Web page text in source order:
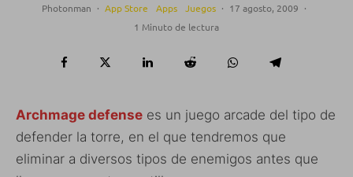
Photonman · App Store Apps Juegos · 17 agosto, 2009 ·
1 Minuto de lectura
Archmage defense es un juego arcade del tipo de
defender la torre, en el que tendremos que
eliminar a diversos tipos de enemigos antes que